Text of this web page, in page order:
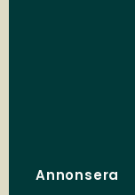
Annonsera